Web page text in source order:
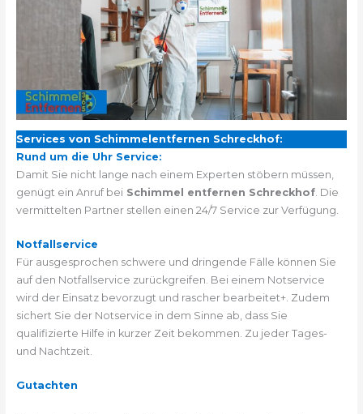
Services von Schimmelentfernen Schreckhof:
Rund um die Uhr Service:
Damit Sie nicht lange nach einem Experten stöbern müssen,
genügt ein Anruf bei Schimmel entfernen Schreckhof. Die
vermittelten Partner stellen einen 24/7 Service zur Verfügung.
Notfallservice
Für ausgesprochen schwere und dringende Fälle können Sie
auf den Notfallservice zurückgreifen. Bei einem Notservice
wird der Einsatz bevorzugt und rascher bearbeitet+. Zudem
sichert Sie der Notservice in dem Sinne ab, dass Sie
qualifizierte Hilfe in kurzer Zeit bekommen. Zu jeder Tages-
und Nachtzeit.
Gutachten